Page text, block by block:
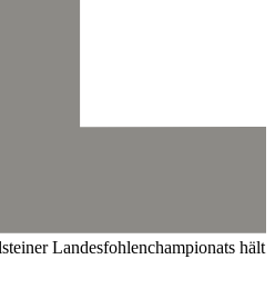
Landesfohlenchampionats hält